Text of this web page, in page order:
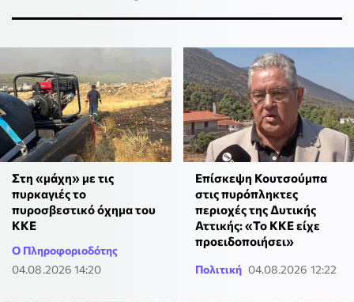
Στη «μάχη» με τις
πυρκαγιές το
πυροσβεστικό όχημα του
ΚΚΕ
Ο Πληροφοριοδότης
04.08.2026 14:20
Επίσκεψη Κουτσούμπα
στις πυρόπληκτες
περιοχές της Δυτικής
Αττικής: «Το ΚΚΕ είχε
προειδοποιήσει»
Πολιτική 04.08.2026 12:22